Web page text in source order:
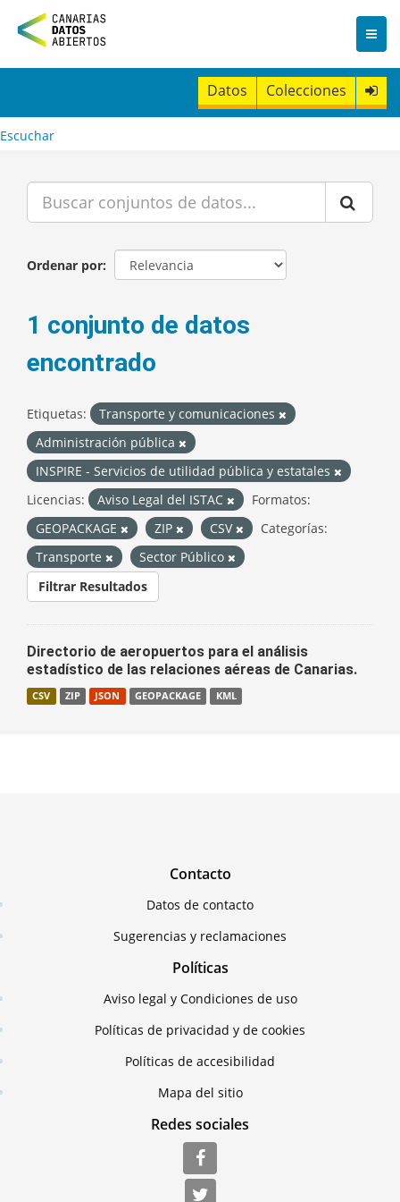
n
t
Datos Colecciones
Escuchar
Ordenar por
1 conjunto de datos
encontrado
Etiquetas:
Transporte y comunicaciones
Administración pública
INSPIRE - Servicios de utilidad pública y estatales
Licencias:
Aviso Legal del ISTAC
Formatos:
GEOPACKAGE
ZIP CSV
Categorías:
Transporte
Sector Público
Filtrar Resultados
Directorio de aeropuertos para el análisis
estadístico de las relaciones aéreas de Canarias.
CSV ZIP JSON GEOPACKAGE KML
Contacto
Datos de contacto
Sugerencias y reclamaciones
Políticas
Aviso legal y Condiciones de uso
Políticas de privacidad y de cookies
Políticas de accesibilidad
Mapa del sitio
Redes sociales